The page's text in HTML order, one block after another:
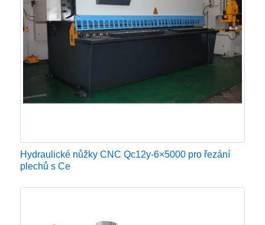
Hydraulické nůžky CNC Qc12y-6×5000 pro řezání
plechů s Ce